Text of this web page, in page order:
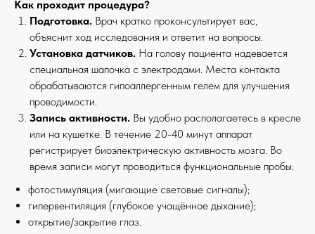
Как проходит процедура?
Подготовка. Врач кратко проконсультирует вас,
объяснит ход исследования и ответит на вопросы.
Установка датчиков. На голову пациента надевается
специальная шапочка с электродами. Места контакта
обрабатываются гипоаллергенным гелем для улучшения
проводимости.
Запись активности. Вы удобно располагаетесь в кресле
или на кушетке. В течение 20-40 минут аппарат
регистрирует биоэлектрическую активность мозга. Во
время записи могут проводиться функциональные пробы:
фотостимуляция (мигающие световые сигналы);
гипервентиляция (глубокое учащённое дыхание);
открытие/закрытие глаз.